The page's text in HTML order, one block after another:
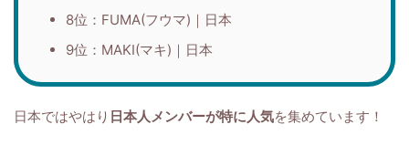
8位：FUMA(フウマ)｜日本
9位：MAKI(マキ)｜日本
日本ではやはり 日本人メンバーが特に人気を集めています！